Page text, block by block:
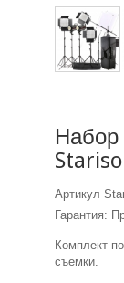
Набор
Артикул
Гарантия:
Комплект
съемки.